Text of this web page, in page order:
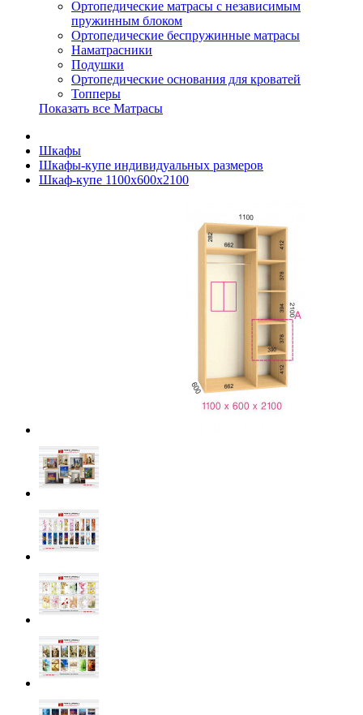
Ортопедические матрасы с независимым
пружинным блоком
Ортопедические беспружинные матрасы
Наматрасники
Подушки
Ортопедические основания для кроватей
Топперы
Показать все Матрасы
Шкафы
Шкафы-купе индивидуальных размеров
Шкаф-купе 1100х600х2100